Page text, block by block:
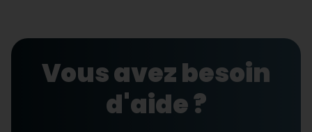
Vous avez besoin
d'aide ?